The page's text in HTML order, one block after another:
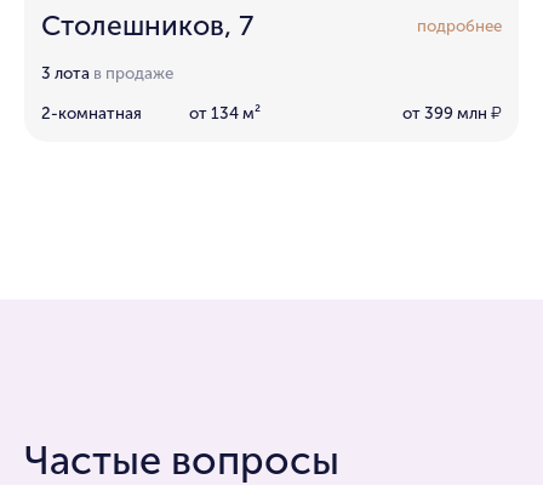
Столешников, 7 подробнее
3 лота в продаже
2-комнатная от 134 м² от 399 млн ₽
Частые вопросы